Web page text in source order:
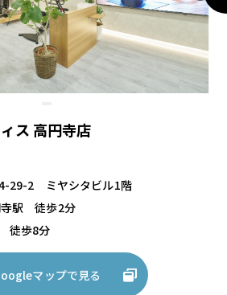
ス 高円寺店
29-2 ミヤシタビル1階
駅 徒歩2分
徒歩8分
マップで見る